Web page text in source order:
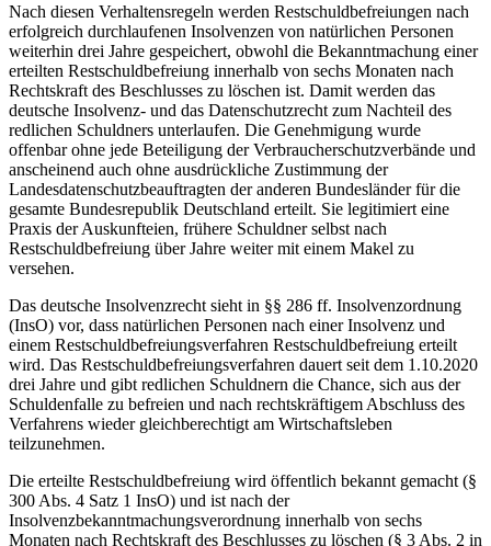
Nach diesen Verhaltensregeln werden Restschuldbefreiungen nach
erfolgreich durchlaufenen Insolvenzen von natürlichen Personen
weiterhin drei Jahre gespeichert, obwohl die Bekanntmachung einer
erteilten Restschuldbefreiung innerhalb von sechs Monaten nach
Rechtskraft des Beschlusses zu löschen ist. Damit werden das
deutsche Insolvenz- und das Datenschutzrecht zum Nachteil des
redlichen Schuldners unterlaufen. Die Genehmigung wurde
offenbar ohne jede Beteiligung der Verbraucherschutzverbände und
anscheinend auch ohne ausdrückliche Zustimmung der
Landesdatenschutzbeauftragten der anderen Bundesländer für die
gesamte Bundesrepublik Deutschland erteilt. Sie legitimiert eine
Praxis der Auskunfteien, frühere Schuldner selbst nach
Restschuldbefreiung über Jahre weiter mit einem Makel zu
versehen.
Das deutsche Insolvenzrecht sieht in §§ 286 ff. Insolvenzordnung
(InsO) vor, dass natürlichen Personen nach einer Insolvenz und
einem Restschuldbefreiungsverfahren Restschuldbefreiung erteilt
wird. Das Restschuldbefreiungsverfahren dauert seit dem 1.10.2020
drei Jahre und gibt redlichen Schuldnern die Chance, sich aus der
Schuldenfalle zu befreien und nach rechtskräftigem Abschluss des
Verfahrens wieder gleichberechtigt am Wirtschaftsleben
teilzunehmen.
Die erteilte Restschuldbefreiung wird öffentlich bekannt gemacht (§
300 Abs. 4 Satz 1 InsO) und ist nach der
Insolvenzbekanntmachungsverordnung innerhalb von sechs
Monaten nach Rechtskraft des Beschlusses zu löschen (§ 3 Abs. 2 in